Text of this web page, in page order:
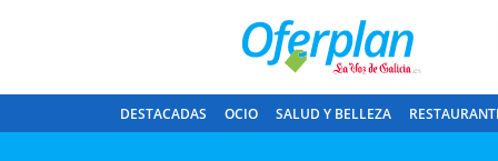
DESTACADAS OCIO SALUD Y BELLEZA